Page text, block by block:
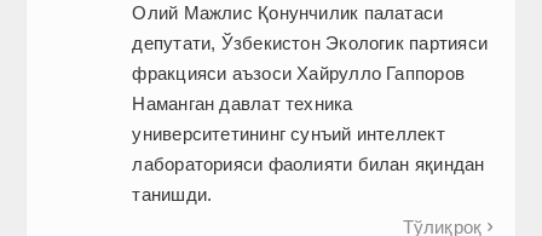
Олий Мажлис Қонунчилик палатаси
депутати, Ўзбекистон Экологик партияси
фракцияси аъзоси Хайрулло Гаппоров
Наманган давлат техника
университетининг сунъий интеллект
лабораторияси фаолияти билан яқиндан
танишди.
Тўлиқроқ 